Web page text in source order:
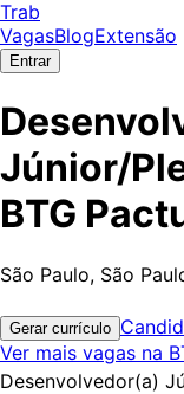
Trab
VagasBlogExtensão
Entrar
Júnior/
BTG
São Paulo, São
Gerar currículo
Ver mais vagas na
Desenvolvedor(a)